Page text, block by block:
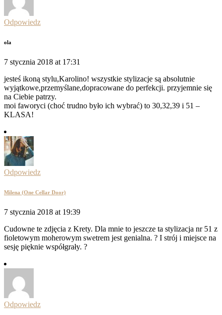
Odpowiedz
ola
7 stycznia 2018 at 17:31
jesteś ikoną stylu,Karolino! wszystkie stylizacje są absolutnie
wyjątkowe,przemyślane,dopracowane do perfekcji. przyjemnie się
na Ciebie patrzy.
moi faworyci (choć trudno było ich wybrać) to 30,32,39 i 51 –
KLASA!
Odpowiedz
Milena (One Cellar Door)
7 stycznia 2018 at 19:39
Cudowne te zdjęcia z Krety. Dla mnie to jeszcze ta stylizacja nr 51 z
fioletowym moherowym swetrem jest genialna. ? I strój i miejsce na
sesję pięknie współgrały. ?
Odpowiedz